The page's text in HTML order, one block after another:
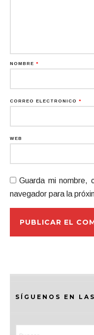
NOMBRE *
CORREO ELECTRÓNICO *
WEB
Guarda mi nombre,
navegador para la
SÍGUENOS EN